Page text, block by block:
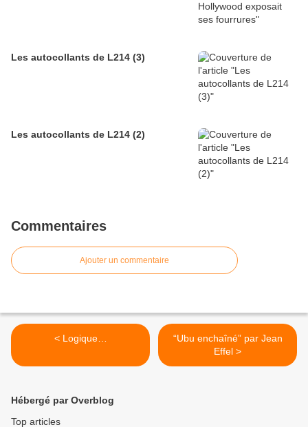
Les autocollants de L214 (3)
Les autocollants de L214 (2)
Commentaires
Ajouter un commentaire
< Logique…
“Ubu enchaîné” par Jean
Effel >
Hébergé par Overblog
Top articles